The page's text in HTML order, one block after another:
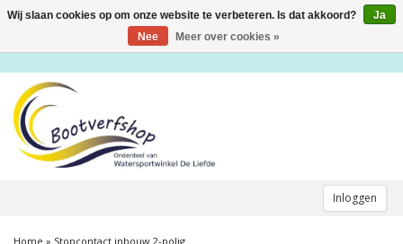
Inloggen
Toggle
Home » Stopcontact inbouw 2-polig
Wij slaan cookies op om onze website te verbeteren. Is dat akkoord?
Ja
Nee
Meer over cookies »